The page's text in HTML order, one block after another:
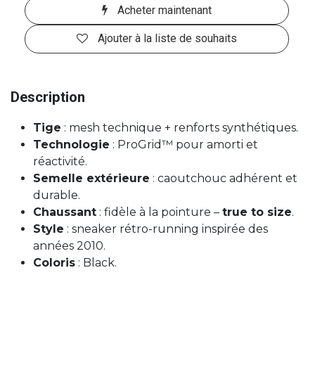
Acheter maintenant
Ajouter à la liste de souhaits
Description
Tige : mesh technique + renforts synthétiques.
Technologie : ProGrid™ pour amorti et
réactivité.
Semelle extérieure : caoutchouc adhérent et
durable.
Chaussant : fidèle à la pointure – true to size.
Style : sneaker rétro-running inspirée des
années 2010.
Coloris : Black.